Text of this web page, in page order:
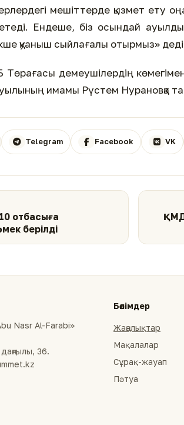
мешіттерде қызмет ету
Ендеше, біз осындай
қуаныш сыйлағалы отырмыз»
Төрағасы демеушілердің
имамы Рүстем Нурановқа
Telegram Facebook VK
отбасыға
берілді
Nasr Al-Farabi»
36.
Бөлімдер
Жаңалықтар
Мақалалар
Сұрақ-жауап
Пәтуа